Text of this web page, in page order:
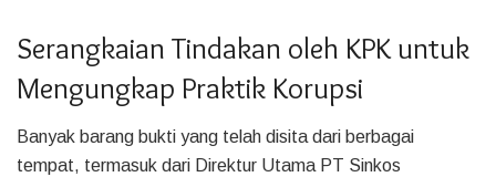
Serangkaian Tindakan oleh KPK untuk
Mengungkap Praktik Korupsi
Banyak barang bukti yang telah disita dari berbagai
tempat, termasuk dari Direktur Utama PT Sinkos